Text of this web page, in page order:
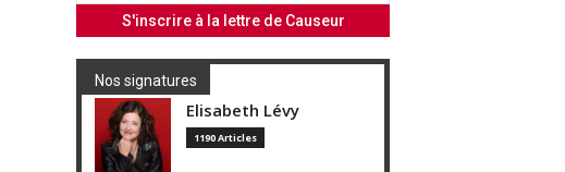
Nos signatures
Elisabeth Lévy
1190 Articles